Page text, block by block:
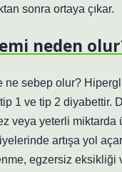
sonra ortaya çıkar.
neden
ne sebep olur?
1 ve tip 2 diyabettir.
veya yeterli miktarda
artışa yol
egzersiz eksikliği